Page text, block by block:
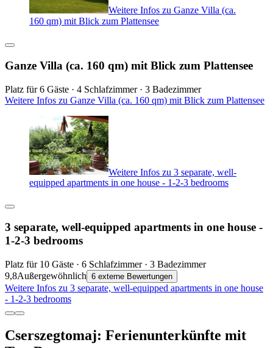
Weitere Infos zu Ganze Villa (ca.
160 qm) mit Blick zum Plattensee
Ganze Villa (ca. 160 qm) mit Blick zum Plattensee
Platz für 6 Gäste · 4 Schlafzimmer · 3 Badezimmer
Weitere Infos zu Ganze Villa (ca. 160 qm) mit Blick zum Plattensee
Weitere Infos zu 3 separate, well-
equipped apartments in one house - 1-2-3 bedrooms
3 separate, well-equipped apartments in one house -
1-2-3 bedrooms
Platz für 10 Gäste · 6 Schlafzimmer · 3 Badezimmer
9,8Außergewöhnlich 6 externe Bewertungen
Weitere Infos zu 3 separate, well-equipped apartments in one house
- 1-2-3 bedrooms
Cserszegtomaj: Ferienunterkünfte mit